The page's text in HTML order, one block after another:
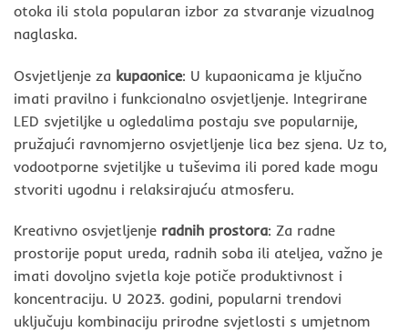
otoka ili stola popularan izbor za stvaranje vizualnog
naglaska.
Osvjetljenje za kupaonice: U kupaonicama je ključno
imati pravilno i funkcionalno osvjetljenje. Integrirane
LED svjetiljke u ogledalima postaju sve popularnije,
pružajući ravnomjerno osvjetljenje lica bez sjena. Uz to,
vodootporne svjetiljke u tuševima ili pored kade mogu
stvoriti ugodnu i relaksirajuću atmosferu.
Kreativno osvjetljenje radnih prostora: Za radne
prostorije poput ureda, radnih soba ili ateljea, važno je
imati dovoljno svjetla koje potiče produktivnost i
koncentraciju. U 2023. godini, popularni trendovi
uključuju kombinaciju prirodne svjetlosti s umjetnom